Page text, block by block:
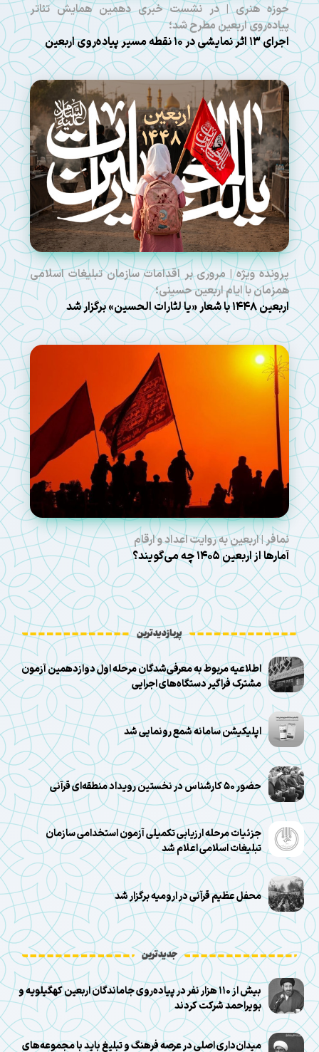
حوزه هنری | در نشست خبری دهمین همایش تئاتر
پیاده‌روی اربعین مطرح شد؛
اجرای ۱۳ اثر نمایشی در ۱۰ نقطه مسیر پیاده‌روی اربعین
پرونده ویژه | مروری بر اقدامات سازمان تبلیغات اسلامی
همزمان با ایام اربعین حسینی؛
اربعین ۱۴۴۸ با شعار «یا لثارات الحسین» برگزار شد
نمافر | اربعین به روایت اعداد و ارقام
آمارها از اربعین ۱۴۰۵ چه می‌گویند؟
پربازدیدترین
اطلاعیه مربوط به معرفی‌شدگان مرحله اول دوازدهمین آزمون
مشترک فراگیر دستگاه‌های اجرایی
اپلیکیشن سامانه شمع رونمایی شد
حضور ۵۰ کارشناس در نخستین رویداد منطقه‌ای قرآنی
جزئیات مرحله ارزیابی تکمیلی آزمون استخدامی سازمان
تبلیغات اسلامی اعلام شد
محفل عظیم قرآنی در ارومیه برگزار شد
جدیدترین
بیش از ۱۱۰ هزار نفر در پیاده‌روی جاماندگان اربعین کهگیلویه و
بویراحمد شرکت کردند
میدان‌داری اصلی در عرصه فرهنگ و تبلیغ باید با مجموعه‌های